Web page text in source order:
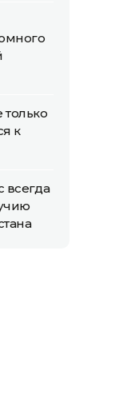
к
всегда